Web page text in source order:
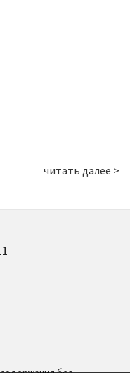
читать далее >